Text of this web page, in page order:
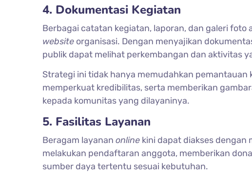
4. Dokumentasi Kegiatan
Berbagai catatan kegiatan, laporan, dan galeri
website organisasi. Dengan menyajikan
publik dapat melihat perkembangan dan aktivitas
Strategi ini tidak hanya memudahkan
memperkuat kredibilitas, serta memberikan
kepada komunitas yang dilayaninya.
5. Fasilitas Layanan
Beragam layanan online kini dapat diakses dengan
melakukan pendaftaran anggota, memberikan
sumber daya tertentu sesuai kebutuhan.